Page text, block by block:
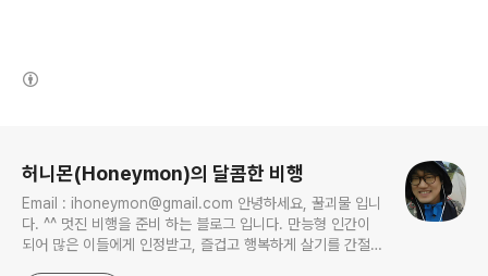
허니몬(Honeymon)의 달콤한 비행
Email : ihoneymon@gmail.com 안녕하세요, 꿀괴물 입니
다. ^^ 멋진 비행을 준비 하는 블로그 입니다. 만능형 인간이
되어 많은 이들에게 인정받고, 즐겁고 행복하게 살기를 간절히